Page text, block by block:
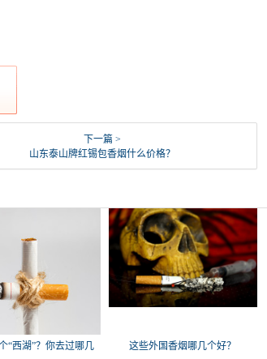
下一篇 >
山东泰山牌红锡包香烟什么价格？
“西湖”？你去过哪几
这些外国香烟哪几个好？